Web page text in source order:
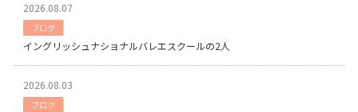
2026.08.07
ブログ
イングリッシュナショナルバレエスクールの2人
2026.08.03
ブログ